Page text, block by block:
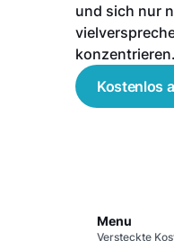
und sich nur
konzentrieren.
Kostenlos
Menu
Versteckte